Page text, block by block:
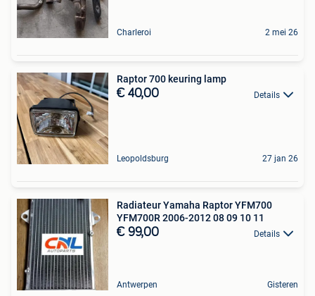
Charleroi 2 mei 26
Raptor 700 keuring lamp
€ 40,00 Details
Leopoldsburg 27 jan 26
Radiateur Yamaha Raptor YFM700
YFM700R 2006-2012 08 09 10 11
€ 99,00 Details
Antwerpen Gisteren